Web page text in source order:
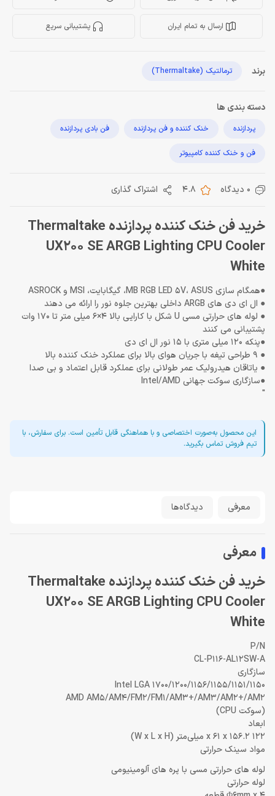
ارسال به تمام ایران پشتیبانی سریع
برند ترمالتیک (Thermaltake)
دسته بندی ها
پردازنده خنک کننده و فن پردازنده فن بادی پردازنده
فن و خنک کننده کامپیوتر
0 دیدگاه 4.8 اشتراک گذاری
خرید فن خنک کننده پردازنده Thermaltake
UX200 SE ARGB Lighting CPU Cooler
White
●همگام سازی MB RGB LED 5V، ASUS، گیگابایت، MSI و ASROCK
● ال ای دی های ARGB داخلی بهترین جلوه نور را ارائه می دهند
● لوله های حرارتی مسی U شکل با کارایی بالا 4×6 میلی متر تا 170 وات
پشتیبانی می کنند
●پنکه 120 میلی متری با 15 نور ال ای دی
● 9 طراحی تیغه با جریان هوای بالا برای عملکرد خنک کننده بالا
● یاتاقان هیدرولیک عمر طولانی برای عملکرد قابل اعتماد و بی صدا
●سازگاری سوکت جهانی Intel/AMD
"
این محصول به‌صورت اختصاصی و با هماهنگی قابل تأمین است. برای سفارش، با
تیم فروش تماس بگیرید.
معرفی دیدگاه‌ها
معرفی
خرید فن خنک کننده پردازنده Thermaltake
UX200 SE ARGB Lighting CPU Cooler
White
P/N
CL-P116-AL12SW-A
سازگاری
Intel LGA 1700/1200/1156/1155/1151/1150
AMD AM5/AM4/FM2/FM1/AM3+/AM3/AM2+/AM2
(سوکت CPU)
ابعاد
122 x 61 x 156.2 میلی‌متر (W x L x H)
مواد سینک حرارتی
لوله های حرارتی مسی با پره های آلومینیومی
لوله حرارتی